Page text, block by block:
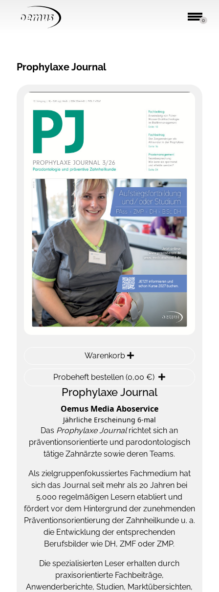
0
Prophylaxe Journal
Warenkorb
Probeheft bestellen (0,00 €)
Prophylaxe Journal
Oemus Media Aboservice
Jährliche Erscheinung 6-mal
Das Prophylaxe Journalrichtet sich an
präventionsorientierte und parodontologisch
tätige Zahnärzte sowie deren Teams.
Als zielgruppenfokussiertes Fachmedium hat
sich das Journal seit mehr als 20 Jahren bei
5.000 regelmäßigen Lesern etabliert und
fördert vor dem Hintergrund der zunehmenden
Präventionsorientierung der Zahnheilkunde u. a.
die Entwicklung der entsprechenden
Berufsbilder wie DH, ZMF oder ZMP.
Die spezialisierten Leser erhalten durch
praxisorientierte Fachbeiträge,
Anwenderberichte, Studien, Marktübersichten,